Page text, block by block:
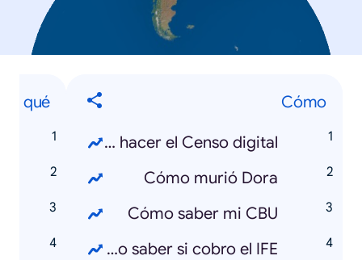
Cómo
Cómo hacer el Censo digital
Cómo murió Dora
Cómo saber mi CBU
Cómo saber si cobro el IFE
qué